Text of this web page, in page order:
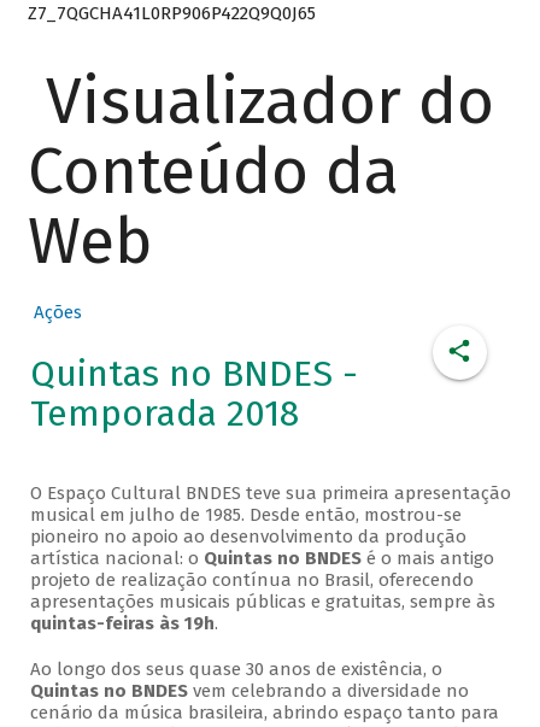
Z7_7QGCHA41L0RP906P422Q9Q0J65
Visualizador do
Conteúdo da
Web
Ações
Quintas no BNDES -
Temporada 2018
O Espaço Cultural BNDES teve sua primeira apresentação
musical em julho de 1985. Desde então, mostrou-se
pioneiro no apoio ao desenvolvimento da produção
artística nacional: o Quintas no BNDESé o mais antigo
projeto de realização contínua no Brasil, oferecendo
apresentações musicais públicas e gratuitas, sempre às
quintas-feiras às 19h.
Ao longo dos seus quase 30 anos de existência, o
Quintas no BNDESvem celebrando a diversidade no
cenário da música brasileira, abrindo espaço tanto para